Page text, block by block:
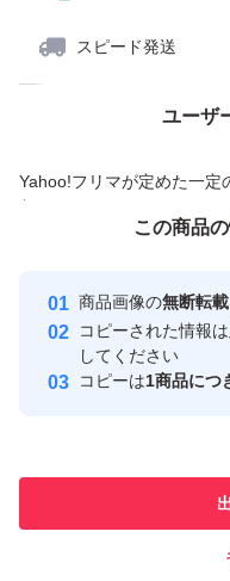
スピード発送
ユーザ
Yahoo!フリマが定めた一定
付与しています
安心取引出品者
取引実績
価格の相談
この商品
商品画像の無断転
コピーされた情報は
してください
コピーは1商品につ
この商品をみている人